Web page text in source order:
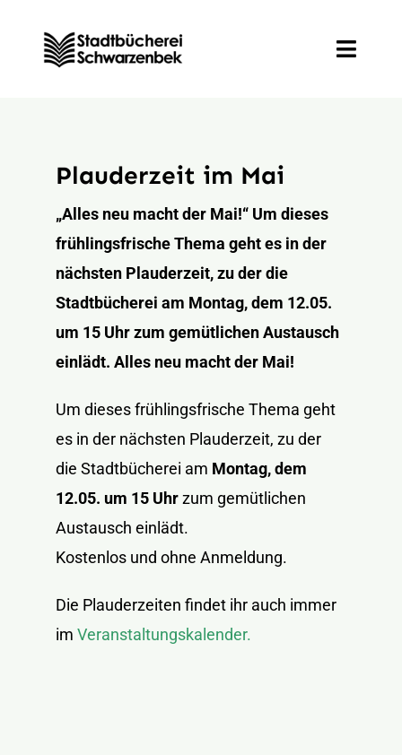
springen
Toggle
Informieren
Mitmachen
Veranstaltungen
Plauderzeit im Mai
„Alles neu macht der Mai!“ Um dieses
frühlingsfrische Thema geht es in der
nächsten Plauderzeit, zu der die
Stadtbücherei am Montag, dem 12.05.
um 15 Uhr zum gemütlichen Austausch
einlädt. Alles neu macht der Mai!
Um dieses frühlingsfrische Thema geht
es in der nächsten Plauderzeit, zu der
die Stadtbücherei am Montag, dem
12.05. um 15 Uhrzum gemütlichen
Austausch einlädt.
Kostenlos und ohne Anmeldung.
Die Plauderzeiten findet ihr auch immer
imVeranstaltungskalender.